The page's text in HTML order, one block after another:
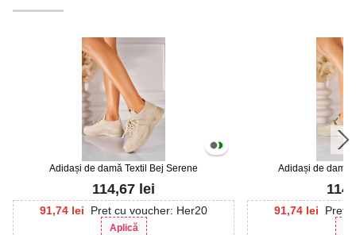
Adidași de damă Textil Bej Serene
91,74 lei Pret cu voucher: Her20
Aplică
114,67 lei
Adidași de damă
91,74 lei Pret